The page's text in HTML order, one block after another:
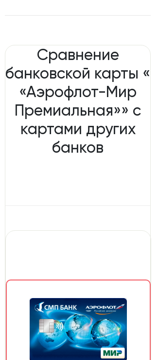
Сравнение
банковской карты «
«Аэрофлот-Мир
Премиальная»» с
картами других
банков